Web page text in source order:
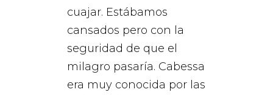
cuajar. Estábamos
cansados pero con la
seguridad de que el
milagro pasaría. Cabessa
era muy conocida por las